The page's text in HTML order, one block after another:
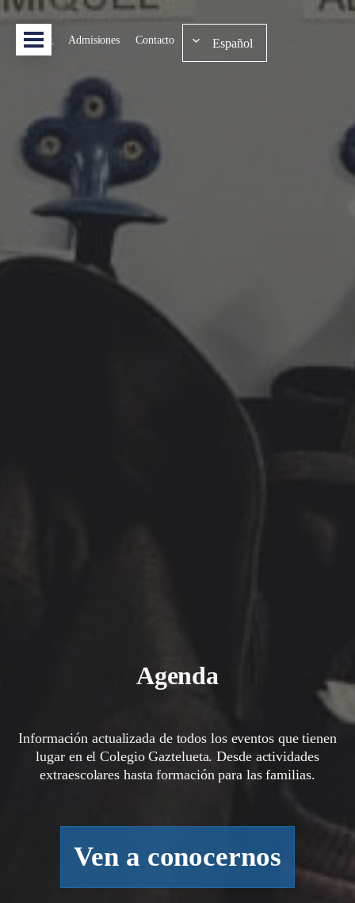
Admisiones Contacto Español
Agenda
Información actualizada de todos los eventos que tienen
lugar en el Colegio Gaztelueta. Desde actividades
extraescolares hasta formación para las familias.
Ven a conocernos